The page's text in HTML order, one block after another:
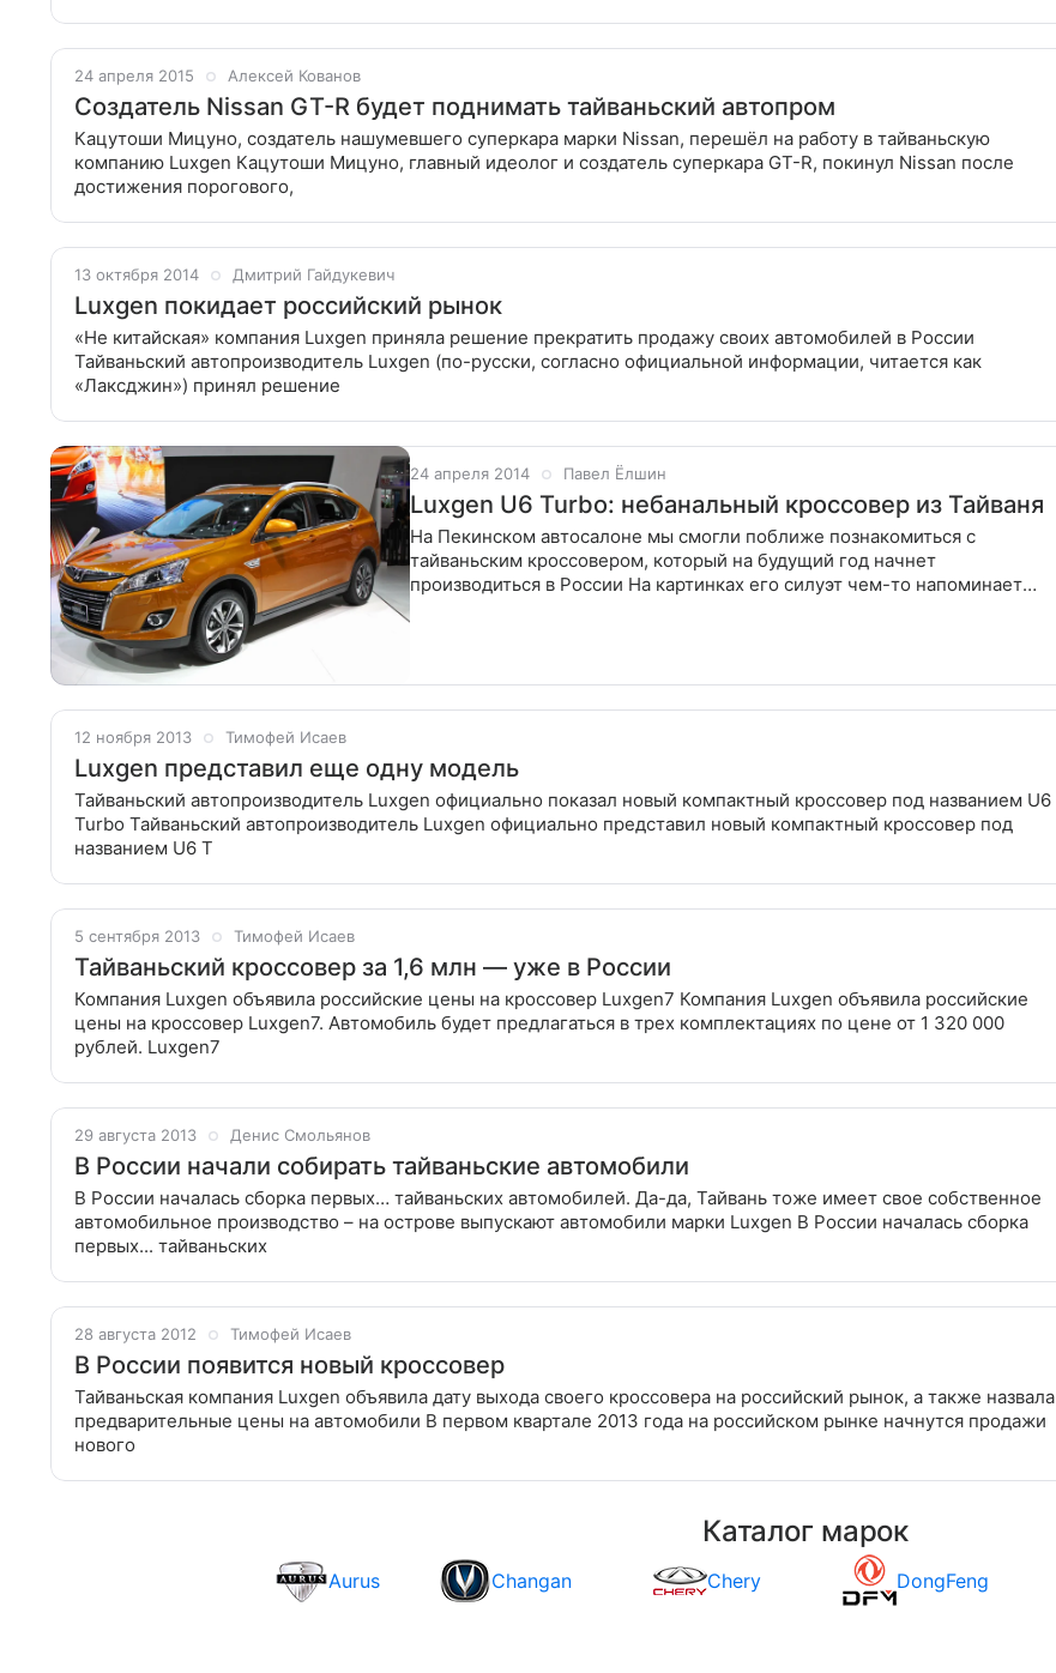
24 апреля 2015 Алексей Кованов
Создатель Nissan GT-R будет поднимать тайваньский автопром
Кацутоши Мицуно, создатель нашумевшего суперкара марки Nissan, перешёл на работу в тайваньскую
компанию Luxgen Кацутоши Мицуно, главный идеолог и создатель суперкара GT-R, покинул Nissan после
достижения порогового,
13 октября 2014 Дмитрий Гайдукевич
Luxgen покидает российский рынок
«Не китайская» компания Luxgen приняла решение прекратить продажу своих автомобилей в России
Тайваньский автопроизводитель Luxgen (по-русски, согласно официальной информации, читается как
«Лаксджин») принял решение
24 апреля 2014 Павел Ёлшин
Luxgen U6 Turbo: небанальный кроссовер из Тайваня
На Пекинском автосалоне мы смогли поближе познакомиться с
тайваньским кроссовером, который на будущий год начнет
производиться в России На картинках его силуэт чем-то напоминает
12 ноября 2013 Тимофей Исаев
Luxgen представил еще одну модель
Тайваньский автопроизводитель Luxgen официально показал новый компактный кроссовер под названием U6
Turbo Тайваньский автопроизводитель Luxgen официально представил новый компактный кроссовер под
названием U6 T
5 сентября 2013 Тимофей Исаев
Тайваньский кроссовер за 1,6 млн — уже в России
Компания Luxgen объявила российские цены на кроссовер Luxgen7 Компания Luxgen объявила российские
цены на кроссовер Luxgen7. Автомобиль будет предлагаться в трех комплектациях по цене от 1 320 000
рублей. Luxgen7
29 августа 2013 Денис Смольянов
В России начали собирать тайваньские автомобили
В России началась сборка первых… тайваньских автомобилей. Да-да, Тайвань тоже имеет свое собственное
автомобильное производство – на острове выпускают автомобили марки Luxgen В России началась сборка
первых... тайваньских
28 августа 2012 Тимофей Исаев
В России появится новый кроссовер
Тайваньская компания Luxgen объявила дату выхода своего кроссовера на российский рынок, а также назвала
предварительные цены на автомобили В первом квартале 2013 года на российском рынке начнутся продажи
нового
Каталог марок
Aurus Changan Chery DongFeng